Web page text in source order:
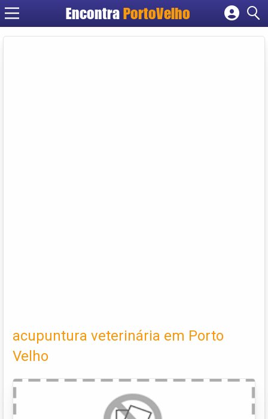
EncontraPortoVelho
Cadastrar empresa
acupuntura veterinária em Porto
Velho